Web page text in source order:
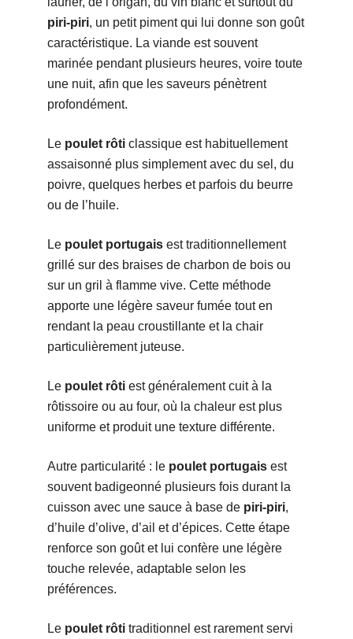
piri-piri, un petit piment qui lui donne son goût
caractéristique. La viande est souvent
marinée pendant plusieurs heures, voire toute
une nuit, afin que les saveurs pénètrent
profondément.
Le poulet rôticlassique est habituellement
assaisonné plus simplement avec du sel, du
poivre, quelques herbes et parfois du beurre
ou de l’huile.
Le poulet portugaisest traditionnellement
grillé sur des braises de charbon de bois ou
sur un gril à flamme vive. Cette méthode
apporte une légère saveur fumée tout en
rendant la peau croustillante et la chair
particulièrement juteuse.
Le poulet rôtiest généralement cuit à la
rôtissoire ou au four, où la chaleur est plus
uniforme et produit une texture différente.
Autre particularité : le poulet portugaisest
souvent badigeonné plusieurs fois durant la
cuisson avec une sauce à base de piri-piri,
d’huile d’olive, d’ail et d’épices. Cette étape
renforce son goût et lui confère une légère
touche relevée, adaptable selon les
préférences.
Le poulet rôtitraditionnel est rarement servi